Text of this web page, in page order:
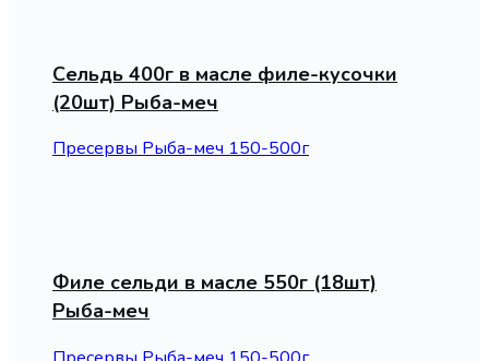
Сельдь 400г в масле филе-кусочки
(20шт) Рыба-меч
Пресервы Рыба-меч 150-500г
Филе сельди в масле 550г (18шт)
Рыба-меч